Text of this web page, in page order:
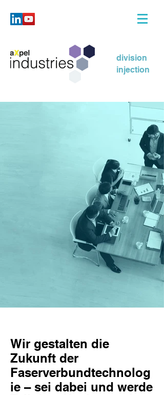
division
injection
Wir gestalten die
Zukunft der
Faserverbundtechnolog
ie – sei dabei und werde